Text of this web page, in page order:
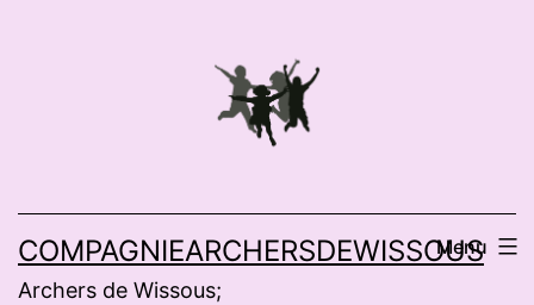
COMPAGNIEARCHERSDEWISSOUS
Archers de Wissous;
Menu